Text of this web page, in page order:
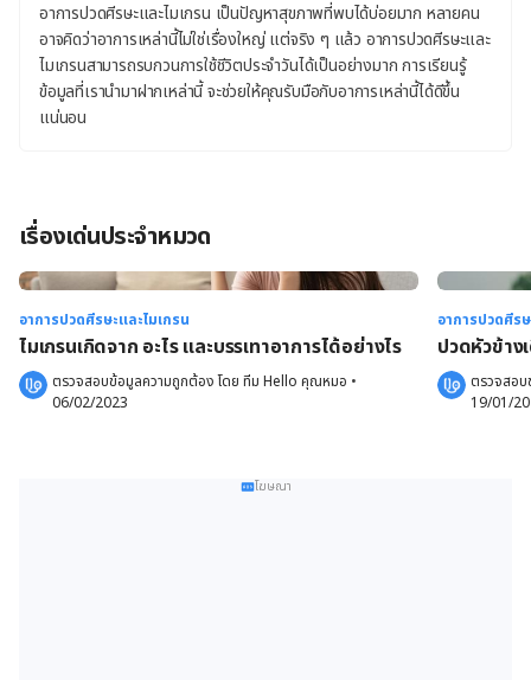
อาการปวดศีรษะและไมเกรน เป็นปัญหาสุขภาพที่พบได้บ่อยมาก หลายคน
อาจคิดว่าอาการเหล่านี้ไม่ใช่เรื่องใหญ่ แต่จริง ๆ แล้ว อาการปวดศีรษะและ
ไมเกรนสามารถรบกวนการใช้ชีวิตประจำวันได้เป็นอย่างมาก การเรียนรู้
ข้อมูลที่เรานำมาฝากเหล่านี้ จะช่วยให้คุณรับมือกับอาการเหล่านี้ได้ดีขึ้น
แน่นอน
เรื่องเด่นประจำหมวด
อาการปวดศีรษะและไมเกรน
ไมเกรนเกิดจาก อะไร และบรรเทาอาการได้อย่างไร
ตรวจสอบข้อมูลความถูกต้อง โดย ทีม Hello คุณหมอ •
06/02/2023
อาการปวดศีร
ปวดหัวข้าง
ตรวจสอ
19/01/
โฆษณา